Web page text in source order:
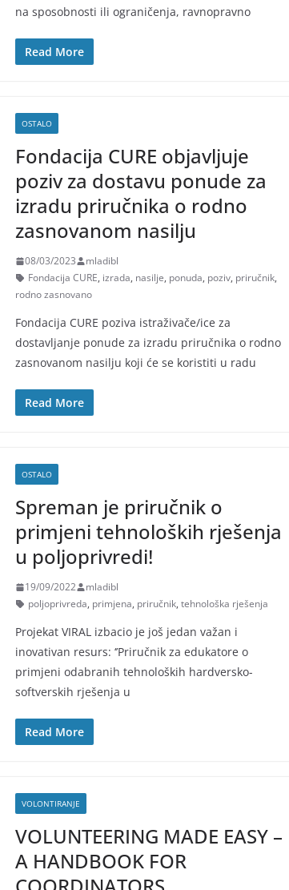
na sposobnosti ili ograničenja, ravnopravno
Read More
OSTALO
Fondacija CURE objavljuje
poziv za dostavu ponude za
izradu priručnika o rodno
zasnovanom nasilju
08/03/2023
mladibl
Fondacija CURE, izrada, nasilje, ponuda, poziv, priručnik,
rodno zasnovano
Fondacija CURE poziva istraživače/ice za
dostavljanje ponude za izradu priručnika o rodno
zasnovanom nasilju koji će se koristiti u radu
Read More
OSTALO
Spreman je priručnik o
primjeni tehnoloških rješenja
u poljoprivredi!
19/09/2022
mladibl
poljoprivreda, primjena, priručnik, tehnološka rješenja
Projekat VIRAL izbacio je još jedan važan i
inovativan resurs: ‘’Priručnik za edukatore o
primjeni odabranih tehnoloških hardversko-
softverskih rješenja u
Read More
VOLONTIRANJE
VOLUNTEERING MADE EASY –
A HANDBOOK FOR